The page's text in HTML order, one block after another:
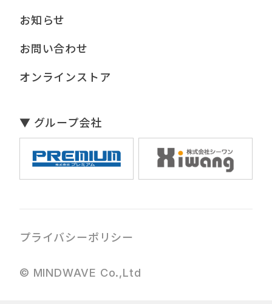
お知らせ
お問い合わせ
オンラインストア
▼ グループ会社
プライバシーポリシー
© MINDWAVE Co.,Ltd